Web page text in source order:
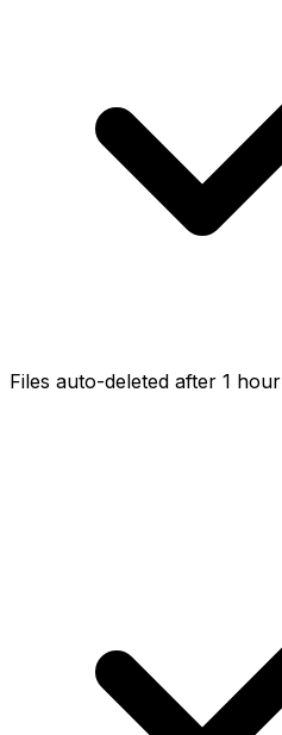
Files auto-deleted after 1 hour